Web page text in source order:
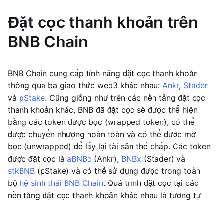
Đặt cọc thanh khoản trên
BNB Chain
BNB Chain cung cấp tính năng đặt cọc thanh khoản
thông qua ba giao thức web3 khác nhau: Ankr, Stader
và pStake. Cũng giống như trên các nền tảng đặt cọc
thanh khoản khác, BNB đã đặt cọc sẽ được thể hiện
bằng các token được bọc (wrapped token), có thể
được chuyển nhượng hoàn toàn và có thể được mở
bọc (unwrapped) để lấy lại tài sản thế chấp. Các token
được đặt cọc là aBNBc (Ankr), BNBx (Stader) và
stkBNB (pStake) và có thể sử dụng được trong toàn
bộ hệ sinh thái BNB Chain. Quá trình đặt cọc tại các
nền tảng đặt cọc thanh khoản khác nhau là tương tự